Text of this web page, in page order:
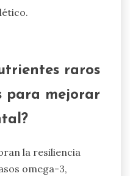
de salud
un suministro
crucial para
mental